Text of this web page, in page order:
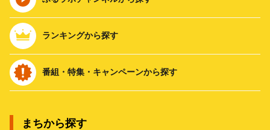
ランキングから探す
番組・特集・キャンペーンから探す
まちから探す